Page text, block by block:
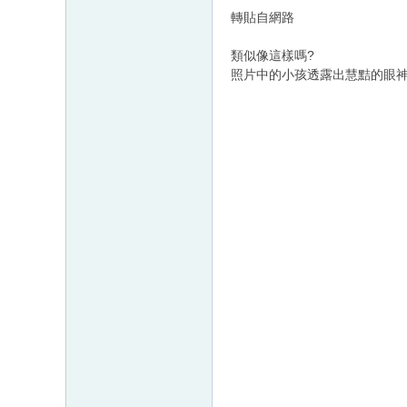
轉貼自網路
類似像這樣嗎?
照片中的小孩透露出慧黠的眼